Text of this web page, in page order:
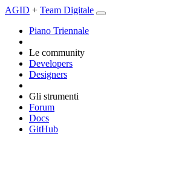
AGID + Team Digitale
Piano Triennale
Le community
Developers
Designers
Gli strumenti
Forum
Docs
GitHub